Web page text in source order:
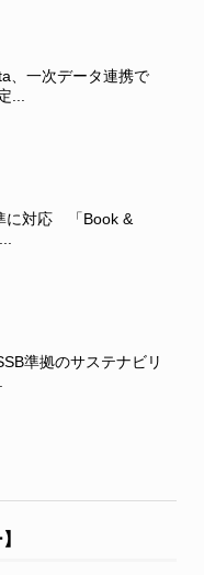
、一次データ連携で
...
に対応 「Book &
準拠のサステナビリ